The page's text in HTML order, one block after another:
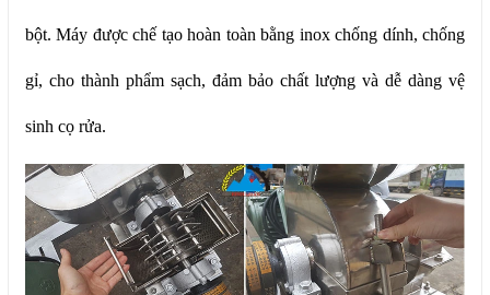
bột. Máy được chế tạo hoàn toàn bằng inox chống dính, chống
gỉ, cho thành phẩm sạch, đảm bảo chất lượng và dễ dàng vệ
sinh cọ rửa.